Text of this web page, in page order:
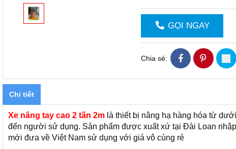
GỌI NGAY
Chia sẻ:
Chi tiết
Xe nâng tay cao 2 tấn 2mlà thiết bị nâng hạ hàng hóa từ
đến người sử dụng. Sản phẩm được xuất xứ tại Đài Loan
mới đưa về Việt Nam sử dụng với giá vô cùng rẻ